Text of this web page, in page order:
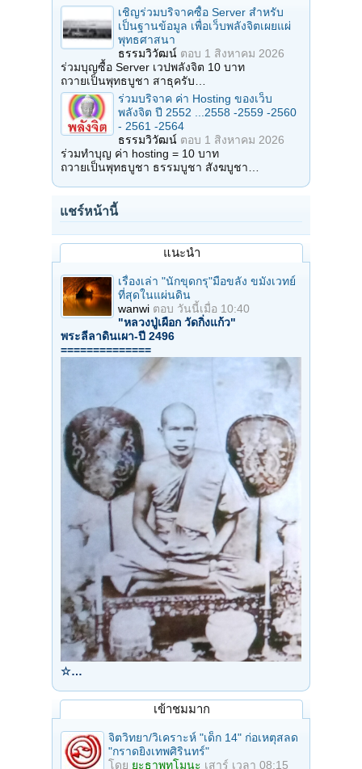
เชิญร่วมบริจาคซื้อ Server สำหรับ
เป็นฐานข้อมูล เพื่อเว็บพลังจิตเผยแผ่
พุทธศาสนา
ธรรมวิวัฒน์ ตอบ 1 สิงหาคม 2026
ร่วมบุญซื้อ Server เวปพลังจิต 10 บาท
ถวายเป็นพุทธบูชา สาธุครับ…
ร่วมบริจาค ค่า Hosting ของเว็บ
พลังจิต ปี 2552 ...2558 -2559 -2560
- 2561 -2564
ธรรมวิวัฒน์ ตอบ 1 สิงหาคม 2026
ร่วมทำบุญ ค่า hosting = 10 บาท
ถวายเป็นพุทธบูชา ธรรมบูชา สังฆบูชา…
แชร์หน้านี้
แนะนำ
เรื่องเล่า "นักขุดกรุ"มือขลัง ขมังเวทย์
ที่สุดในแผ่นดิน
wanwi ตอบ วันนี้เมื่อ 10:40
"หลวงปู่เผือก วัดกิ่งแก้ว"
พระลีลาดินเผา-ปี 2496
==============
☆…
เข้าชมมาก
จิตวิทยา/วิเคราะห์ "เด็ก 14" ก่อเหตุสลด
"กราดยิงเทพศิรินทร์"
โดย ยะธาพุทโมนะ เสาร์ เวลา 08:15